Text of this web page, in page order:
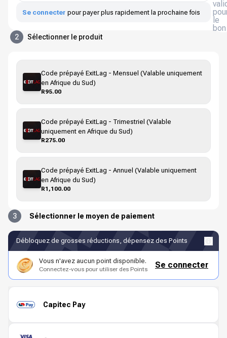
le
bon
Se connecter pour payer plus rapidement la prochaine fois
2 Sélectionner le produit
Code prépayé ExitLag - Mensuel (Valable uniquement
en Afrique du Sud)
R95.00
Code prépayé ExitLag - Trimestriel (Valable
uniquement en Afrique du Sud)
R275.00
Code prépayé ExitLag - Annuel (Valable uniquement
en Afrique du Sud)
R1,100.00
3 Sélectionner le moyen de paiement
Débloquez de grosses réductions, dépensez des Points
Vous n'avez aucun point disponible.
Connectez-vous pour utiliser des Points Se connecter
Capitec Pay